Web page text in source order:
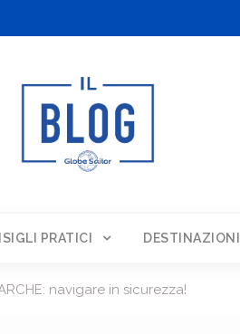
PRATICI DESTINAZIONI
navigare in sicurezza!